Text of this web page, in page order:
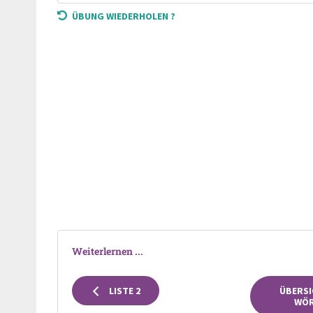
ÜBUNG WIEDERHOLEN ?
Weiterlernen ...
LISTE 2